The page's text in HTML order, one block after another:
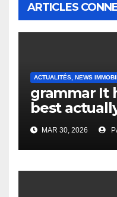
ARTICLES
ACTUALITÉS, NEWS
grammar It
best
to it’s the
English
Heap
MAR 30, 2026